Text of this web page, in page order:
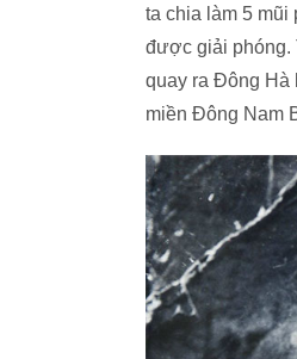
ta chia làm 5
được giải phóng.
quay ra Đông Hà
miền Đông Nam